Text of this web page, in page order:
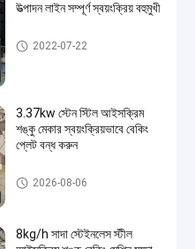
উত্পাদন লাইন সম্পূর্ণ স্বয়ংক্রিয় বহুমুখী
আইসক্রীম শঙ্কু মেশিন তৈরীর
2022-07-22
3.37kw স্টেন স্টিল আইসক্রিম
শঙ্কু মেকার স্বয়ংক্রিয়ভাবে বেকিং
প্লেট বন্ধ করুন
আইসক্রীম শঙ্কু মেশিন তৈরীর
2026-08-06
8kg/h সাদা স্টেইনলেস স্টীল